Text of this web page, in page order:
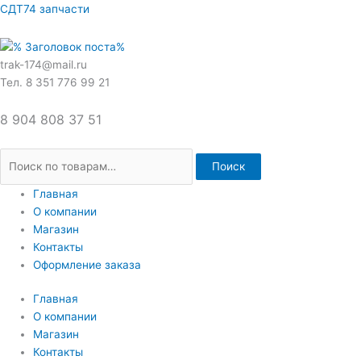
Перейти
содержимому
СДТ74 запчасти
trak-174@mail.ru
Тел. 8 351 776 99 21
8 904 808 37 51
Искать:
Поиск
Главная
О компании
Магазин
Контакты
Оформление заказа
Главная
О компании
Магазин
Контакты